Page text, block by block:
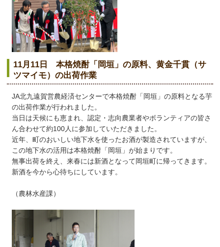
11月11日 本格焼酎「岡垣」の原料、黄金千貫（サ
ツマイモ）の出荷作業
JA北九遠賀営農経済センターで本格焼酎「岡垣」の原料となる芋
の出荷作業が行われました。
当日は天候にも恵まれ、認定・志向農業者やボランティアの皆さ
ん合わせて約100人に参加していただきました。
近年、町のおいしい地下水を使ったお酒が製造されていますが、
この地下水の活用は本格焼酎「岡垣」が始まりです。
無事出荷を終え、来春には新酒となって岡垣町に帰ってきます。
新酒を今から心待ちにしています。
（農林水産課）